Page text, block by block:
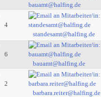
bauamt@halfing.de
4
standesamt@halfing.de
6
bauamt@halfing.de
2
barbara.reiter@halfing.de